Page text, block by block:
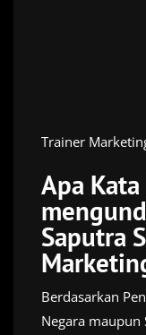
Trainer
Apa
Saputra
Berdasarkan
Negara maupun